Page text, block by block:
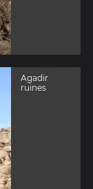
Agadir
ruines